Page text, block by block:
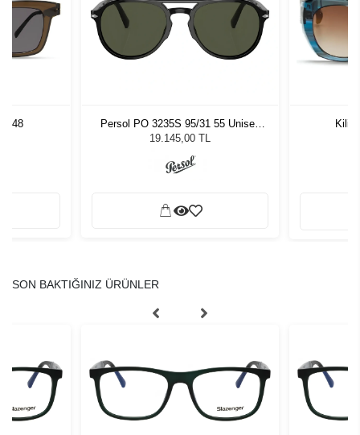
48
Persol PO 3235S 95/31 55 Unisex
Güneş Gözlüğü
19.145,00 TL
SON BAKTIĞINIZ ÜRÜNLER